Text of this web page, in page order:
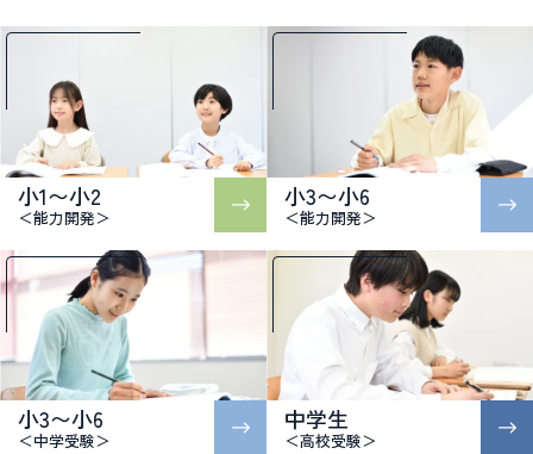
小1〜小2
＜能力開発＞
小3〜小6
＜能力開発＞
小3〜小6
＜中学受験＞
中学生
＜高校受験＞